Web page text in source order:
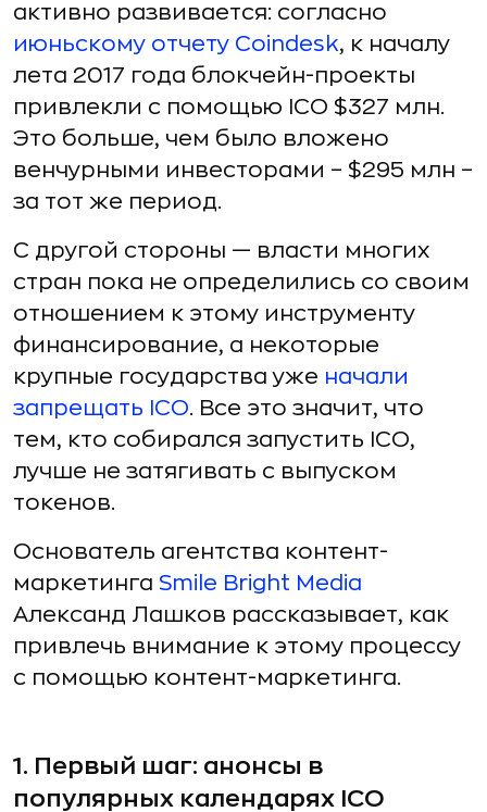
активно развивается: согласно
июньскому отчету Coindesk, к началу
лета 2017 года блокчейн-проекты
привлекли с помощью ICO $327 млн.
Это больше, чем было вложено
венчурными инвесторами – $295 млн –
за тот же период.
С другой стороны — власти многих
стран пока не определились со своим
отношением к этому инструменту
финансирование, а некоторые
крупные государства уже начали
запрещать ICO. Все это значит, что
тем, кто собирался запустить ICO,
лучше не затягивать с выпуском
токенов.
Основатель агентства контент-
маркетинга Smile Bright Media
Александ Лашков рассказывает, как
привлечь внимание к этому процессу
с помощью контент-маркетинга.
1. Первый шаг: анонсы в
популярных календарях ICO